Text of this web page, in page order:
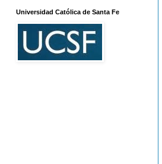
Universidad Católica de Santa Fe